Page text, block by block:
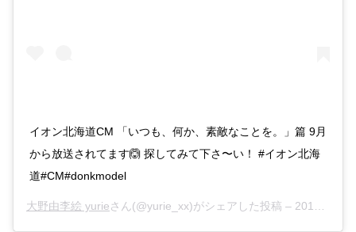
イオン北海道CM 「いつも、何か、素敵なことを。」篇 9月
から放送されてます🙆 探してみて下さ〜い！ #イオン北海
道#CM#donkmodel
大野由李絵 yurieさん(@yurie_xx)がシェアした投稿 – 2015年 9月月7日午後10時12分PDT